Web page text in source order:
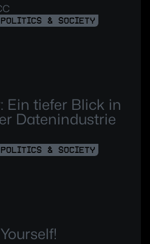
& SOCIETY
Ein tiefer Blick in
Datenindustrie
& SOCIETY